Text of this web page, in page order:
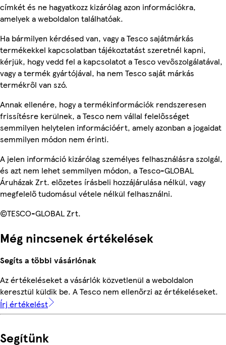
címkét és ne hagyatkozz kizárólag azon információkra,
amelyek a weboldalon találhatóak.
Ha bármilyen kérdésed van, vagy a Tesco sajátmárkás
termékekkel kapcsolatban tájékoztatást szeretnél kapni,
kérjük, hogy vedd fel a kapcsolatot a Tesco vevőszolgálatával,
vagy a termék gyártójával, ha nem Tesco saját márkás
termékről van szó.
Annak ellenére, hogy a termékinformációk rendszeresen
frissítésre kerülnek, a Tesco nem vállal felelősséget
semmilyen helytelen információért, amely azonban a jogaidat
semmilyen módon nem érinti.
A jelen információ kizárólag személyes felhasználásra szolgál,
és azt nem lehet semmilyen módon, a Tesco-GLOBAL
Áruházak Zrt. előzetes írásbeli hozzájárulása nélkül, vagy
megfelelő tudomásul vétele nélkül felhasználni.
©TESCO-GLOBAL Zrt.
Még nincsenek értékelések
Segíts a többi vásárlónak
Az értékeléseket a vásárlók közvetlenül a weboldalon
keresztül küldik be. A Tesco nem ellenőrzi az értékeléseket.
Írj értékelést
Segítünk